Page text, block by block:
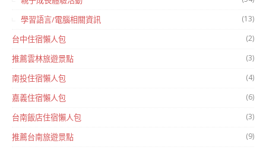
學習語言/電腦相關資訊 (13)
台中住宿懶人包 (2)
推薦雲林旅遊景點 (3)
南投住宿懶人包 (4)
嘉義住宿懶人包 (6)
台南飯店住宿懶人包 (3)
推薦台南旅遊景點 (9)